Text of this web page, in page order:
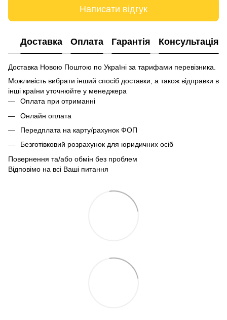
Написати відгук
Доставка Оплата Гарантія Консультація
Доставка Новою Поштою по Україні за тарифами перевізника.
Можливість вибрати інший спосіб доставки, а також відправки в
інші країни уточнюйте у менеджера
Оплата при отриманні
Онлайн оплата
Передплата на карту/рахунок ФОП
Безготівковий розрахунок для юридичних осіб
Повернення та/або обмін без проблем
Відповімо на всі Ваші питання